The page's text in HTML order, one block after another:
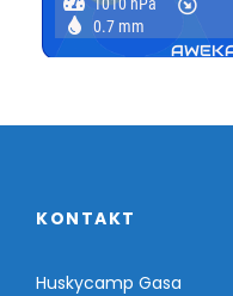
KONTAKT
Huskycamp Gasa